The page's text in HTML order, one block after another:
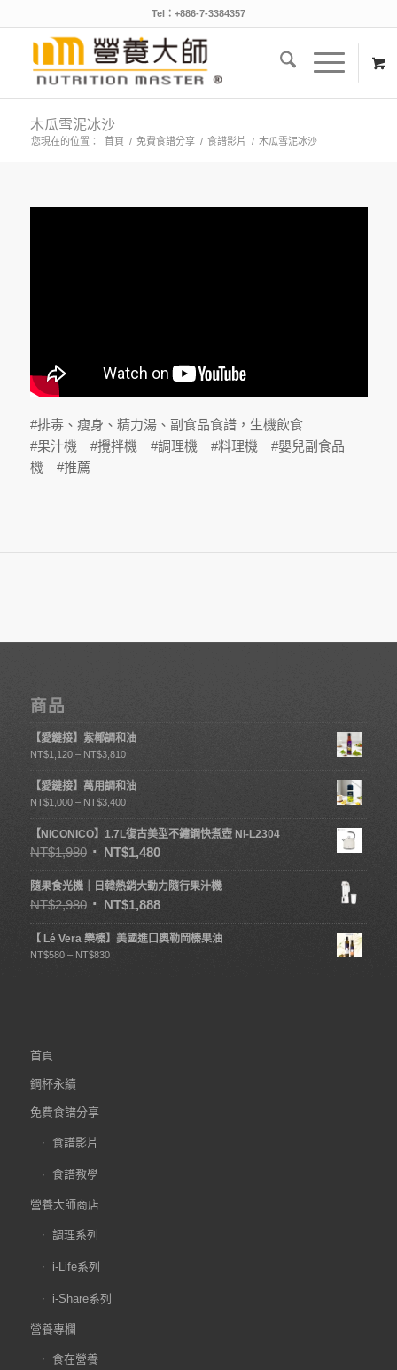
Tel：+886-7-3384357
木瓜雪泥冰沙
您現在的位置： 首頁 / 免費食譜分享 / 食譜影片 / 木瓜雪泥冰沙
#排毒、瘦身、精力湯、副食品食譜，生機飲食
#果汁機 #攪拌機 #調理機 #料理機 #嬰兒副食品
機 #推薦
商品
【愛鏈接】紫椰調和油
NT$1,120 – NT$3,810
【愛鏈接】萬用調和油
NT$1,000 – NT$3,400
【NICONICO】1.7L復古美型不鏽鋼快煮壺 NI-L2304
NT$1,980 NT$1,480
隨果食光機｜日韓熱銷大動力隨行果汁機
NT$2,980 NT$1,888
【 Lé Vera 樂榛】美國進口奧勒岡榛果油
NT$580 – NT$830
首頁
鋼杯永續
免費食譜分享
食譜影片
食譜教學
營養大師商店
調理系列
i-Life系列
i-Share系列
營養專欄
食在營養